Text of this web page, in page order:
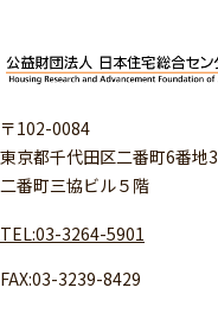
〒102-0084
東京都千代田区二番町6番地3
二番町三協ビル５階
TEL:03-3264-5901
FAX:03-3239-8429